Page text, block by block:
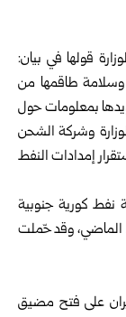
قولها في بيان:
وسلامة طاقمها من
مدار 24 ساعة، وتزويدها بمعلومات حول
وشركة الشحن
إمدادات النفط
نفط كورية جنوبية
الماضي، وقد حّملت
على فتح مضيق